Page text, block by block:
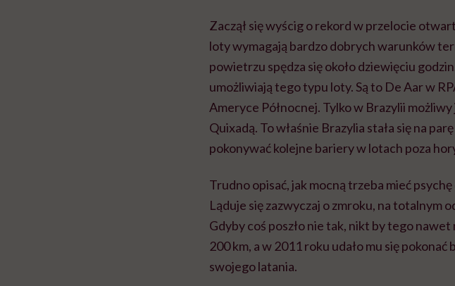
Zaczął się wyścig o rekord w przelocie
loty wymagają bardzo dobrych warunków
powietrzu spędza się około dziewięciu
umożliwiają tego typu loty. Są to De Aar w
Ameryce Północnej. Tylko w Brazylii
Quixadą. To właśnie Brazylia stała się na
pokonywać kolejne bariery w lotach poza
Trudno opisać, jak mocną trzeba mieć
Ląduje się zazwyczaj o zmroku, na totalnym
Gdyby coś poszło nie tak, nikt by tego
200 km, a w 2011 roku udało mu się
swojego latania.